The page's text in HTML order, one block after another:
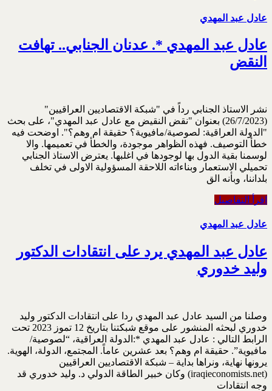
عادل عبد المهدي
عادل عبد المهدي *. عدنان الجنابي.. تهافت
النقض
نشر الاستاذ الجنابي رداً في "شبكة الاقتصاديين العراقيين"
(26/7/2023) بعنوان "نقض النقيض مع عادل عبد المهدي"، على بحث
"الدولة العراقية: لصوصية/مافيوية؟ حقيقة ام وهم؟". اوضحت فيه
خطأ التوصيف. فهذه الظواهر موجودة، والخطأ في تعميمها. والا
لوسمنا بقية الدول بها لوجودها في اغلبها. يعترض الاستاذ الجنابي
تحميلي الاستعمار وبناءاته اللاحقة المسؤولية الاولى في تخلف
بلداننا، وبأنه الق
اقرأ التفاصيل
عادل عبد المهدي
عادل عبد المهدي يرد على انتقادات الدكتور
وليد خدوري
وصلنا من السيد عادل عبد المهدي ردا على انتقادات الدكتور وليد
خدوري لبحثه المنشور على موقع شبكتنا بتاريخ 12 تموز 2023 تحت
الرابط التالي : عادل عبد المهدي *:الدولة العراقية، “لصوصية/
مافيوية”. حقيقة ام وهم؟ بعد عشرين عاماً. المجتمع، الدولة، الهوية.
يرونها نهاية، ونراها بداية – شبكة الاقتصاديين العراقيين
(iraqieconomists.net) وكان خبير الطاقة الدولي د. وليد خدوري قد
وجه انتقادات